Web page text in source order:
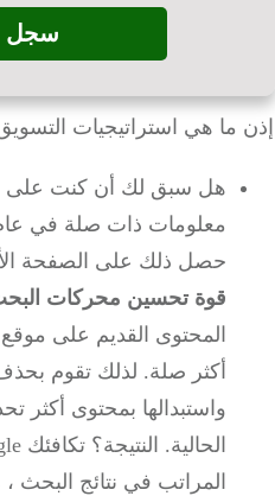
سجل
ما هي استراتيجيات التسويق
هل سبق لك أن كنت على
معلومات ذات صلة في عام 2012؟
حصل ذلك على الصفحة
قوة تحسين محركات البحث.
المحتوى القديم على موقع
أكثر صلة.لذلك تقوم بحذف
واستبدالها بمحتوى أكثر
الحالية.النتيجة؟
المراتب في نتائج البحث ،